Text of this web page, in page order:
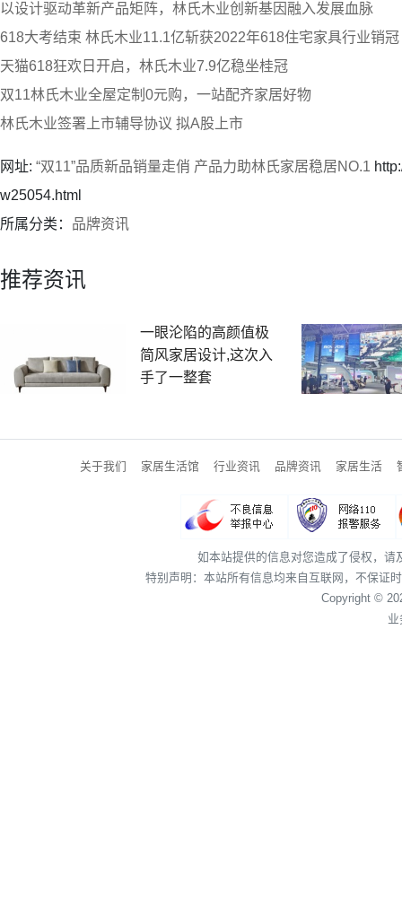
以设计驱动革新产品矩阵，林氏木业创新基因融入发展血脉
618大考结束 林氏木业11.1亿斩获2022年618住宅家具行业销冠
天猫618狂欢日开启，林氏木业7.9亿稳坐桂冠
双11林氏木业全屋定制0元购，一站配齐家居好物
林氏木业签署上市辅导协议 拟A股上市
网址: “双11”品质新品销量走俏 产品力助林氏家居稳居NO.1
w25054.html
所属分类： 品牌资讯
推荐资讯
一眼沦陷的高颜值极
简风家居设计,这次入
手了一整套
关于我们 家居生活馆 行业资讯 品牌资讯 家居生活
如本站提供的信息对您造成了侵权，
特别声明：本站所有信息均来自互联网，不保证
Copyright ©